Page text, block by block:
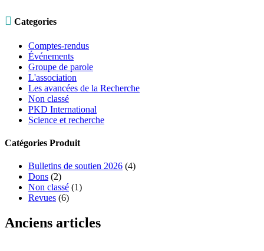
 Categories
Comptes-rendus
Événements
Groupe de parole
L'association
Les avancées de la Recherche
Non classé
PKD International
Science et recherche
Catégories Produit
Bulletins de soutien 2026 (4)
Dons (2)
Non classé (1)
Revues (6)
Anciens articles